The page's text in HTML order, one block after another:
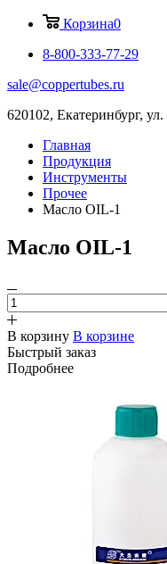
Корзина0
8-800-333-77-29
sale@coppertubes.ru
620102, Екатеринбург,
Главная
Продукция
Инструменты
Прочее
Масло OIL-1
Масло OIL-1
В корзину В корзине
Быстрый заказ
Подробнее